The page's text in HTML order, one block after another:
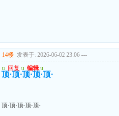
14楼 发表于: 2026-06-02 23:06 ---
u 回复 u 编辑 u
顶·顶·顶·顶·顶·
顶·顶·顶·顶·顶·